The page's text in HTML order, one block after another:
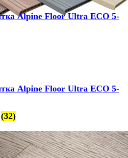
(32)
Alpine Floor Ultra ECO 5-
Alpine Floor Ultra ECO 5-